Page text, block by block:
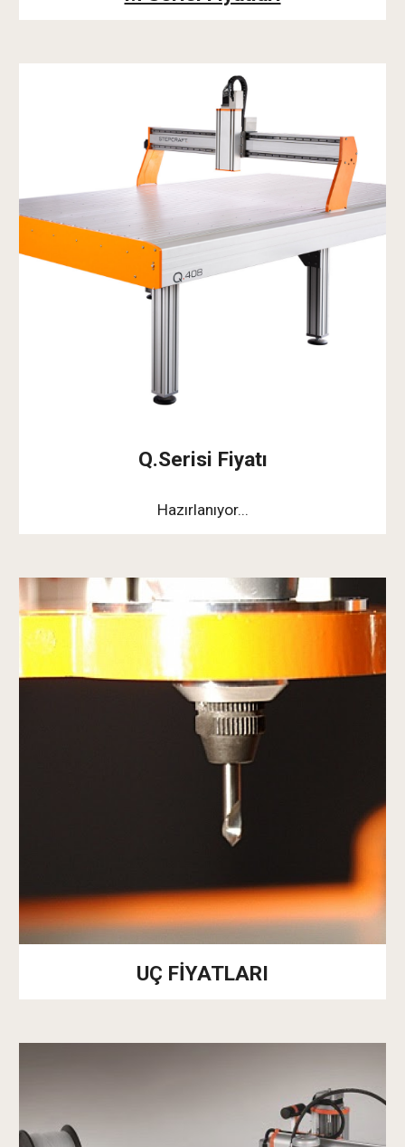
Q.Serisi Fiyatı
Hazırlanıyor...
UÇ FİYATLARI